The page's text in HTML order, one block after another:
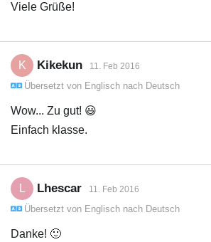
Viele Grüße!
K Kikekun 11. Feb 2016
Übersetzt von Englisch nach Deutsch
Wow... Zu gut! 😃
Einfach klasse.
Lhescar 11. Feb 2016
Übersetzt von Englisch nach Deutsch
Danke! 🙂